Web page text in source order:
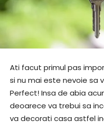
Ati facut primul pas
si nu mai este nevoie sa
Perfect! Insa de abia
deoarece va trebui sa
va decorati casa astfel